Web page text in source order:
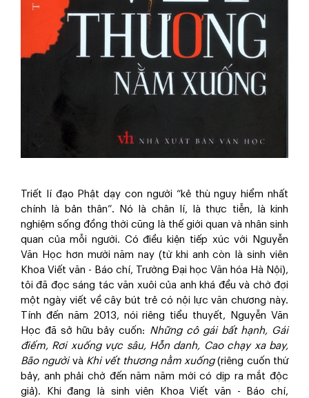
Triết lí đạo Phật dạy con người “kẻ thù nguy hiểm nhất
chính là bản thân”. Nó là chân lí, là thực tiễn, là kinh
nghiệm sống đồng thời cũng là thế giới quan và nhân sinh
quan của mỗi người. Có điều kiện tiếp xúc với Nguyễn
Văn Học hơn mười năm nay (từ khi anh còn là sinh viên
Khoa Viết văn - Báo chí, Trường Đại học Văn hóa Hà Nội),
tôi đã đọc sáng tác văn xuôi của anh khá đều và chờ đợi
một ngày viết về cây bút trẻ có nội lực văn chương này.
Tính đến năm 2013, nói riêng tiểu thuyết, Nguyễn Văn
Học đã sở hữu bảy cuốn: Những cô gái bất hạnh, Gái
điếm, Rơi xuống vực sâu, Hỗn danh, Cao chạy xa bay,
Bão người và Khi vết thương nằm xuống(riêng cuốn thứ
bảy, anh phải chờ đến năm năm mới có dịp ra mắt độc
giả). Khi đang là sinh viên Khoa Viết văn - Báo chí,